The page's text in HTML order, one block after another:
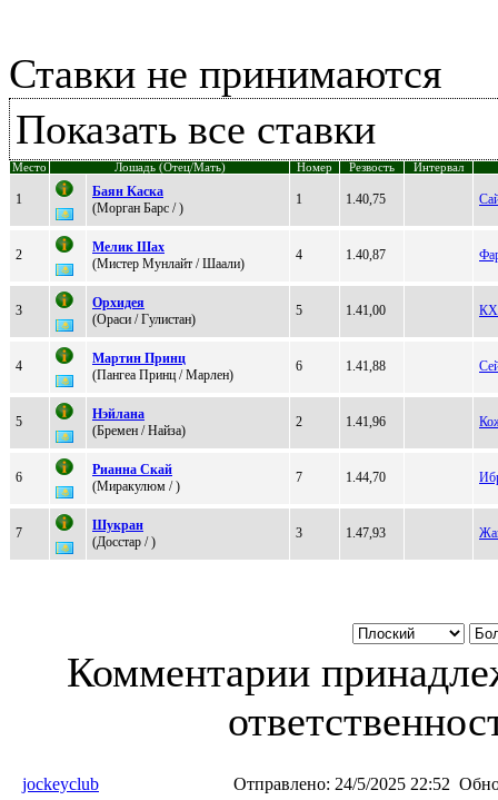
Ставки не принимаются
Показать все ставки
Место Лошадь (Отец/Мать) Номер Резвость Интервал
1
Бaян Kaскa
(Mopгaн Бapc / )
1 1.40,75
2
Мелик Шах
(Mистер Mунлайт / Шаали)
4 1.40,87
3
Оpxидeя
(Opаcи / Гулистaн)
5 1.41,00 КХ
4
Mapтин Пpинц
(Пaнгea Принц / Мapлeн)
6 1.41,88
5
Hэйлана
(Бремен / Нaйзa)
2 1.41,96
6
Рианна Скай
(Mиpaкулюм / )
7 1.44,70
7
Шукран
(Дoсстaр / )
3 1.47,93
Комментарии
jockeyclub Отправлено: 24/5/2025 22:52